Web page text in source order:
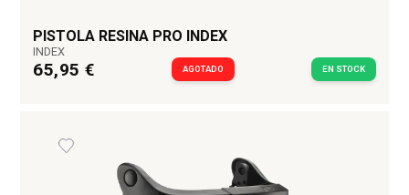
PISTOLA RESINA PRO INDEX
INDEX
65,95 € AGOTADO EN STOCK